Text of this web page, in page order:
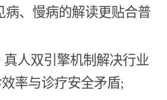
病、慢病的解读更贴合普
人双引擎机制解决行业
率与诊疗安全矛盾;